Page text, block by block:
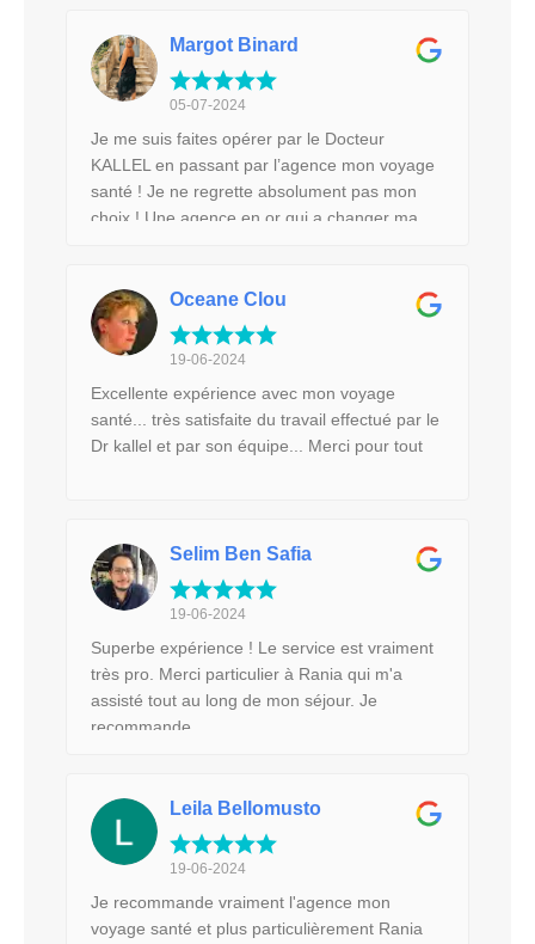
Margot Binard
05-07-2024
Je me suis faites opérer par le Docteur
KALLEL en passant par l’agence mon voyage
santé ! Je ne regrette absolument pas mon
choix ! Une agence en or qui a changer ma
début à la fin ! N’hésitez pas à passer par
cette agence je recommande à 1000% !!!!
Oceane Clou
19-06-2024
Excellente expérience avec mon voyage
santé... très satisfaite du travail effectué par le
Dr kallel et par son équipe... Merci pour tout
Selim Ben Safia
19-06-2024
Superbe expérience ! Le service est vraiment
très pro. Merci particulier à Rania qui m'a
assisté tout au long de mon séjour. Je
recommande.
Leila Bellomusto
19-06-2024
Je recommande vraiment l'agence mon
voyage santé et plus particulièrement Rania